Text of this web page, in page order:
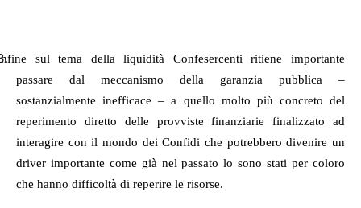
sul tema della liquidità Confesercenti ritiene importante
passare dal meccanismo della garanzia pubblica –
sostanzialmente inefficace – a quello molto più concreto del
reperimento diretto delle provviste finanziarie finalizzato ad
interagire con il mondo dei Confidi che potrebbero divenire un
driver importante come già nel passato lo sono stati per coloro
che hanno difficoltà di reperire le risorse.